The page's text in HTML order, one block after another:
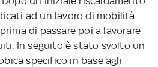
ad un lavoro di mobilità
di passare poi a lavorare
In seguito è stato svolto un
specifico in base agli